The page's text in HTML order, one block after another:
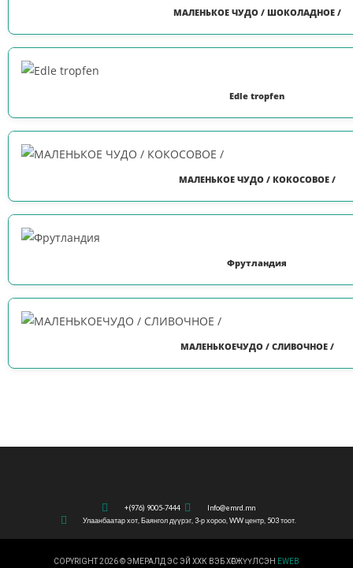
МАЛЕНЬКОЕ ЧУДО / ШОКОЛАДНОЕ /
Edle tropfen
МАЛЕНЬКОЕ ЧУДО / КОКОСОВОЕ /
Фрутландия
МАЛЕНЬКОЕЧУДО / СЛИВОЧНОЕ /
+(976) 9005-7444
Info@emrd.mn
Улаанбаатар хот, Баянгол дүүрэг, 3-р хороо, WW центр, 503 тоот.
COPYRIGHT 2026 © ЭМЕРАЛД ЭС ЭЙ ХХК ВЭБ ХӨГЖҮҮЛСЭН EWEB